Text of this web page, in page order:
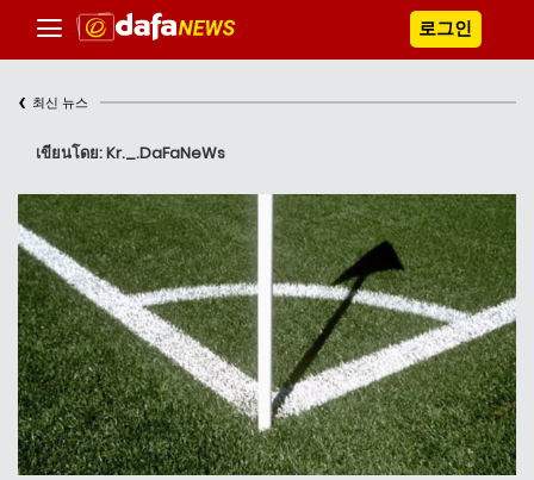
로그인
‹ 최신 뉴스
เขียนโดย: Kr._.DaFaNeWs